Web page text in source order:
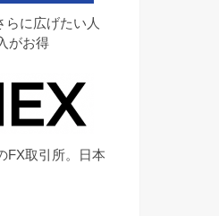
らに広げたい人
がお得
FX取引所。日本